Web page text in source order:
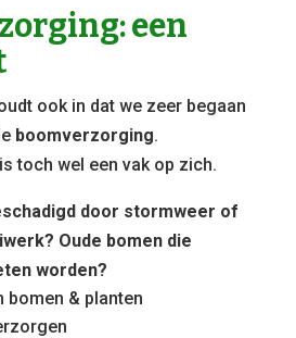
een
ook in dat we zeer begaan
boomverzorging.
toch wel een vak op zich.
door stormweer of
Oude bomen die
worden?
bomen & planten